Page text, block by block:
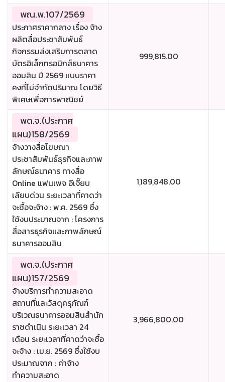
พณ.พ.107/2569
ประกาศราคากลาง เรื่อง จ้าง
ผลิตสื่อประชาสัมพันธ์
กิจกรรมส่งเสริมการตลาด
บัตรอิเล็กทรอนิกส์ธนาคาร
ออมสิน ปี 2569 แบบราคา
คงที่ไม่จำกัดปริมาณ โดยวิธี
พิเศษเพื่อการพาณิชย์
999,815.00
พด.จ.(ประกาศ
แผน)158/2569
จ้างวางสื่อโฆษณา
ประชาสัมพันธ์ธุรกิจและภาพ
ลักษณ์ธนาคาร ทางสื่อ
Online แฟนเพจ อีเจี๊ยบ
เลียบด่วน ระยะเวลาที่คาดว่า
จะซื้อจะจ้าง : พ.ค. 2569 ซึ่ง
ใช้งบประมาณจาก : โครงการ
สื่อสารธุรกิจและภาพลักษณ์
ธนาคารออมสิน
1,189,848.00
พด.จ.(ประกาศ
แผน)157/2569
จ้างบริการทำความสะอาด
สถานที่และวัสดุครุภัณฑ์
บริเวณธนาคารออมสินสำนัก
ราชดำเนิน ระยะเวลา 24
เดือน ระยะเวลาที่คาดว่าจะซื้อ
จะจ้าง : เม.ย. 2569 ซึ่งใช้งบ
ประมาณจาก : ค่าจ้าง
ทำความสะอาด
3,966,800.00